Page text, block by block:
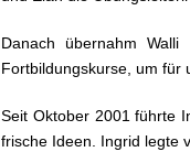
Danach übernahm
Fortbildungskurse, um für
Seit Oktober 2001 führte
frische Ideen. Ingrid legte